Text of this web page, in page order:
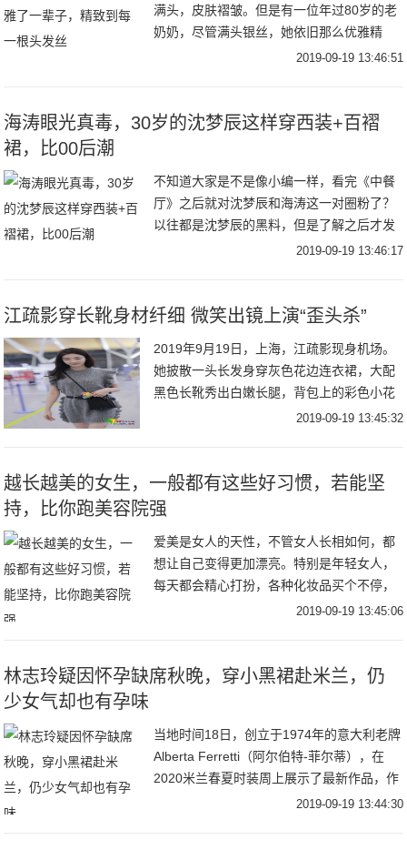
满头，皮肤褶皱。但是有一位年过80岁的老
奶奶，尽管满头银丝，她依旧那么优雅精
致。下面我们来说一下这位老奶奶吧。俄罗
2019-09-19 13:46:51
海涛眼光真毒，30岁的沈梦辰这样穿西装+百褶
裙，比00后潮
不知道大家是不是像小编一样，看完《中餐
厅》之后就对沈梦辰和海涛这一对圈粉了？
以往都是沈梦辰的黑料，但是了解之后才发
现，其实沈梦辰的性格开朗， 大大咧咧的很
2019-09-19 13:46:17
江疏影穿长靴身材纤细 微笑出镜上演“歪头杀”
2019年9月19日，上海，江疏影现身机场。
她披散一头长发身穿灰色花边连衣裙，大配
黑色长靴秀出白嫩长腿，背包上的彩色小花
装饰很是可爱。见到跟拍后，江疏影背过双
2019-09-19 13:45:32
越长越美的女生，一般都有这些好习惯，若能坚
持，比你跑美容院强
爱美是女人的天性，不管女人长相如何，都
想让自己变得更加漂亮。特别是年轻女人，
每天都会精心打扮，各种化妆品买个不停，
而且很多人女人还经常去美容店做护理，就
2019-09-19 13:45:06
林志玲疑因怀孕缺席秋晚，穿小黑裙赴米兰，仍
少女气却也有孕味
当地时间18日，创立于1974年的意大利老牌
Alberta Ferretti（阿尔伯特-菲尔蒂），在
2020米兰春夏时装周上展示了最新作品，作
品既有冷艳的晚礼裙，也有卡其色为主的狩
2019-09-19 13:44:30